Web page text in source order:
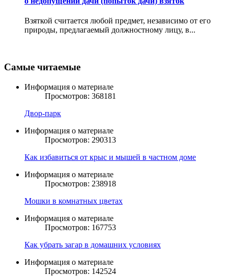
Взяткой считается любой предмет, независимо от его
природы, предлагаемый должностному лицу, в...
Самые читаемые
Информация о материале
Просмотров: 368181
Двор-парк
Информация о материале
Просмотров: 290313
Как избавиться от крыс и мышей в частном доме
Информация о материале
Просмотров: 238918
Мошки в комнатных цветах
Информация о материале
Просмотров: 167753
Как убрать загар в домашних условиях
Информация о материале
Просмотров: 142524